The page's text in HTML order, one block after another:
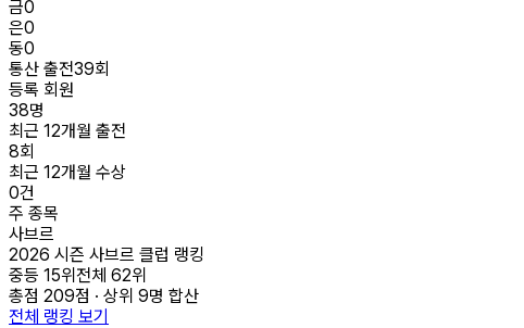
금0
은0
동0
통산 출전39회
등록 회원
38명
최근 12개월 출전
8회
최근 12개월 수상
0건
주 종목
사브르
2026 시즌 사브르 클럽 랭킹
중등 15위전체 62위
총점 209점 · 상위 9명 합산
전체 랭킹 보기